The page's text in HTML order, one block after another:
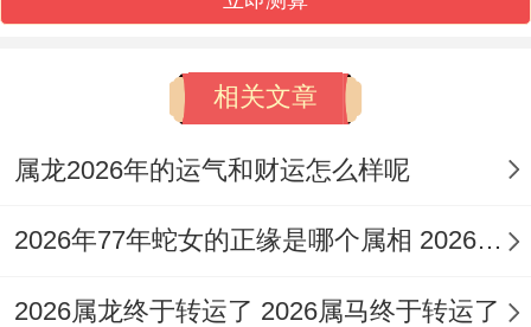
财星「正财」透干，主收入稳定，但「偏
财」受「大耗」星作用，投资需谨慎，以流
年太岁方位论，正南方为五黄煞位，那财运
易受破耗，尤其避免在此方位进行重大财务
销增大，需做好理财规划，据九宫飞星，正
东方为正财位，可摆放祥安阁聚宝皆财以催
相关文章
属龙2026年的运气和财运怎么样呢
2026年77年蛇女的正缘是哪个属相 2026年77年属蛇人每月运势完整版
2026属龙终于转运了 2026属马终于转运了